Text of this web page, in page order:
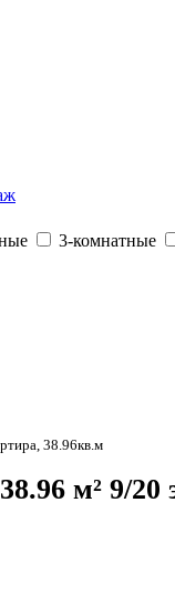
3-комнатные